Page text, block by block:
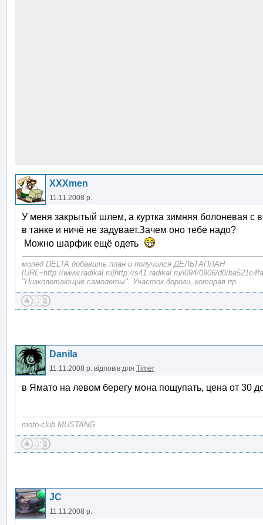
XXXmen
11.11.2008 р.
У меня закрытый шлем, а куртка зимняя болоневая с
в танке и ничё не задувает.Зачем оно тебе надо?
Можно шарфик ещё одеть
мопед DELTA добавить план и получился ДЕЛЬТАПЛАН
[URL=http://www.radikal.ru]http://s41.radikal.ru/i094/0906/d0/
"Низколетающие самолеты". Участок дороги, которая пр
Danila
11.11.2008 р. відповів для Timer
в Ямато на левом берегу мона пощупать, цена от 30
moto-club MUSTANG
JC
11.11.2008 р.